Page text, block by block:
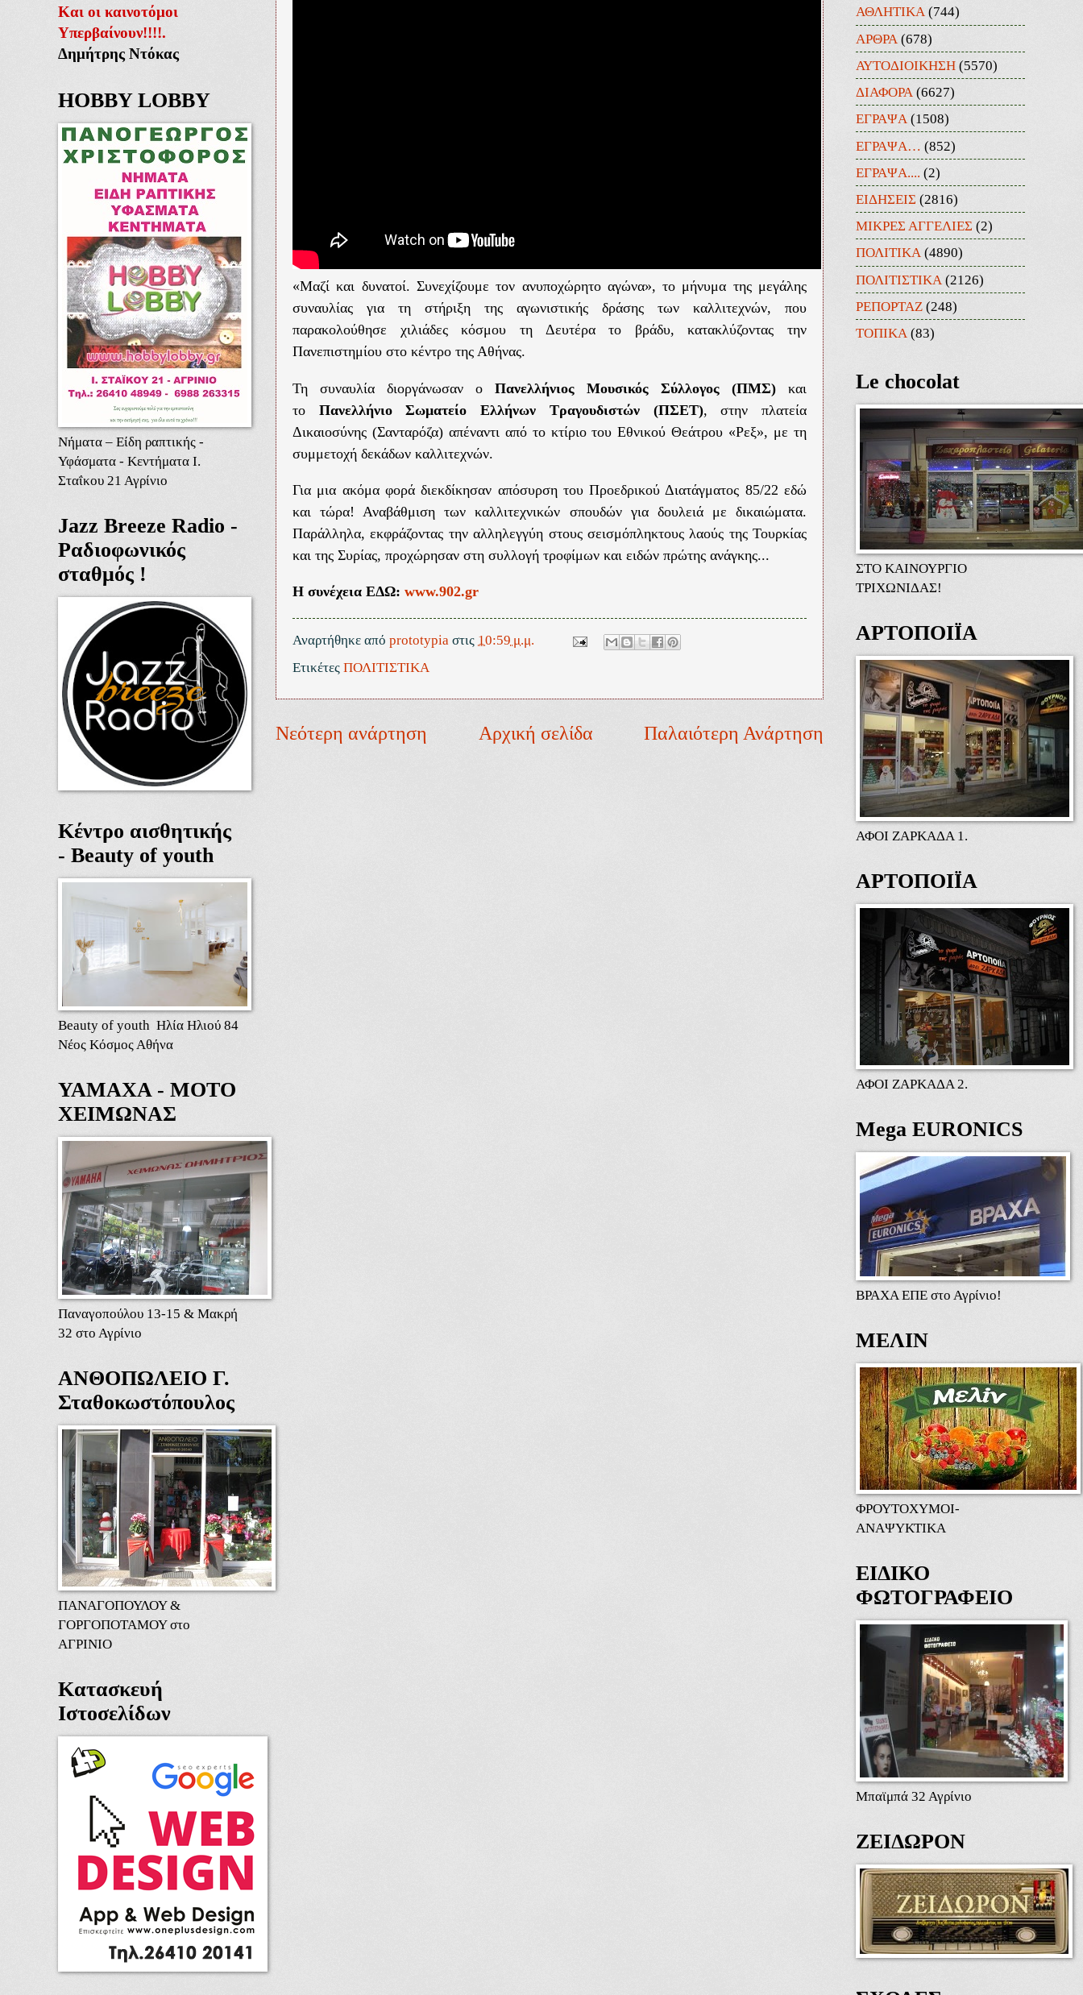
«Μαζί και δυνατοί. Συνεχίζουμε τον ανυποχώρητο αγώνα», το μήνυμα της μεγάλης
συναυλίας για τη στήριξη της αγωνιστικής δράσης των καλλιτεχνών, που
παρακολούθησε χιλιάδες κόσμου τη Δευτέρα το βράδυ, κατακλύζοντας την
Πανεπιστημίου στο κέντρο της Αθήνας.
Τη συναυλία διοργάνωσαν ο Πανελλήνιος Μουσικός Σύλλογος (ΠΜΣ) και
το Πανελλήνιο Σωματείο Ελλήνων Τραγουδιστών (ΠΣΕΤ), στην πλατεία
Δικαιοσύνης (Σανταρόζα) απέναντι από το κτίριο του Εθνικού Θεάτρου «Ρεξ», με τη
συμμετοχή δεκάδων καλλιτεχνών.
Για μια ακόμα φορά διεκδίκησαν απόσυρση του Προεδρικού Διατάγματος 85/22 εδώ
και τώρα! Αναβάθμιση των καλλιτεχνικών σπουδών για δουλειά με δικαιώματα.
Παράλληλα, εκφράζοντας την αλληλεγγύη στους σεισμόπληκτους λαούς της Τουρκίας
και της Συρίας, προχώρησαν στη συλλογή τροφίμων και ειδών πρώτης ανάγκης...
Η συνέχεια ΕΔΩ: www.902.gr
Αναρτήθηκε από prototypia στις 10:59 μ.μ.
Ετικέτες ΠΟΛΙΤΙΣΤΙΚΑ
Νεότερη ανάρτηση Παλαιότερη Ανάρτηση
Αρχική σελίδα
Και οι καινοτόμοι
Υπερβαίνουν!!!!.
Δημήτρης Ντόκας
HOBBY LOBBY
Νήματα – Είδη ραπτικής -
Υφάσματα - Κεντήματα Ι.
Σταΐκου 21 Αγρίνιο
Jazz Breeze Radio -
Ραδιοφωνικός
σταθμός !
Κέντρο αισθητικής
- Beauty of youth
Beauty of youth Ηλία Ηλιού 84
Νέος Κόσμος Αθήνα
ΥΑΜΑΧΑ - ΜΟΤΟ
ΧΕΙΜΩΝΑΣ
Παναγοπούλου 13-15 & Μακρή
32 στο Αγρίνιο
ΑΝΘΟΠΩΛΕΙΟ Γ.
Σταθοκωστόπουλος
ΠΑΝΑΓΟΠΟΥΛΟΥ &
ΓΟΡΓΟΠΟΤΑΜΟΥ στο
ΑΓΡΙΝΙΟ
Κατασκευή
Ιστοσελίδων
ΑΘΛΗΤΙΚΑ (744)
ΑΡΘΡΑ (678)
ΑΥΤΟΔΙΟΙΚΗΣΗ (5570)
ΔΙΑΦΟΡΑ (6627)
ΕΓΡΑΨΑ (1508)
ΕΓΡΑΨΑ… (852)
ΕΓΡΑΨΑ.... (2)
ΕΙΔΗΣΕΙΣ (2816)
ΜΙΚΡΕΣ ΑΓΓΕΛΙΕΣ (2)
ΠΟΛΙΤΙΚΑ (4890)
ΠΟΛΙΤΙΣΤΙΚΑ (2126)
ΡΕΠΟΡΤΑΖ (248)
ΤΟΠΙΚΑ (83)
Le chocolat
ΣΤΟ ΚΑΙΝΟΥΡΓΙΟ
ΤΡΙΧΩΝΙΔΑΣ!
ΑΡΤΟΠΟΙΪΑ
ΑΦΟΙ ΖΑΡΚΑΔΑ 1.
ΑΡΤΟΠΟΙΪΑ
ΑΦΟΙ ΖΑΡΚΑΔΑ 2.
Mega EURONICS
ΒΡΑΧΑ ΕΠΕ στο Αγρίνιο!
ΜΕΛΙΝ
ΦΡΟΥΤΟΧΥΜΟΙ-
ΑΝΑΨΥΚΤΙΚΑ
ΕΙΔΙΚΟ
ΦΩΤΟΓΡΑΦΕΙΟ
Μπαϊμπά 32 Αγρίνιο
ΖΕΙΔΩΡΟΝ